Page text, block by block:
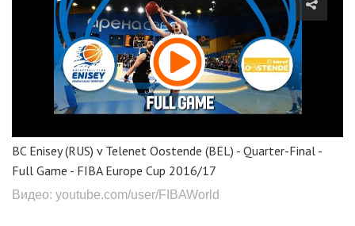
BC Enisey (RUS) v Telenet Oostende (BEL) - Quarter-Final -
Full Game - FIBA Europe Cup 2016/17
Видео: youtube.com/user/FIBAWorld